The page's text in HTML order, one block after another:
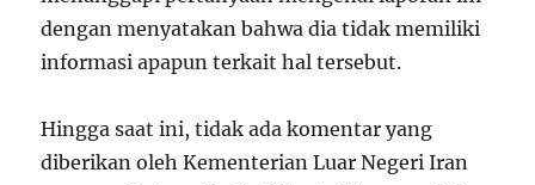
dengan menyatakan bahwa dia tidak memiliki
informasi apapun terkait hal tersebut.
Hingga saat ini, tidak ada komentar yang
diberikan oleh Kementerian Luar Negeri Iran